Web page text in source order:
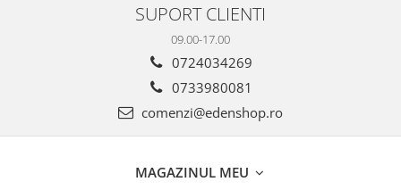
SUPORT CLIENTI
09.00-17.00
0724034269
0733980081
comenzi@edenshop.ro
MAGAZINUL MEU